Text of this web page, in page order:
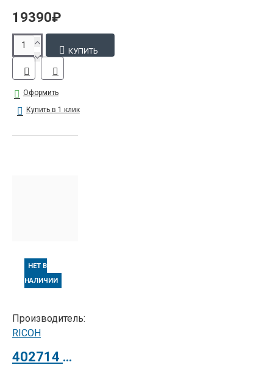
19390₽
КУПИТЬ
Оформить
Купить в 1 клик
НЕТ В
НАЛИЧИИ
Производитель:
RICOH
402714 Фотобарабан + блок проявки черный тип 811 для Ricoh AficioSP C811DN